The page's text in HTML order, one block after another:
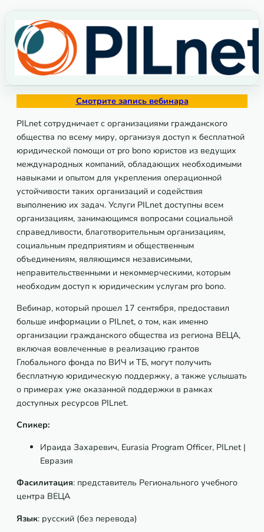
Смотрите запись вебинара
PILnet сотрудничает с организациями гражданского
общества по всему миру, организуя доступ к бесплатной
юридической помощи от pro bono юристов из ведущих
международных компаний, обладающих необходимыми
навыками и опытом для укрепления операционной
устойчивости таких организаций и содействия
выполнению их задач. Услуги PILnet доступны всем
организациям, занимающимся вопросами социальной
справедливости, благотворительным организациям,
социальным предприятиям и общественным
объединениям, являющимся независимыми,
неправительственными и некоммерческими, которым
необходим доступ к юридическим услугам pro bono.
Вебинар, который прошел 17 сентября, предоставил
больше информации о PILnet, о том, как именно
организации гражданского общества из региона ВЕЦА,
включая вовлеченные в реализацию грантов
Глобального фонда по ВИЧ и ТБ, могут получить
бесплатную юридическую поддержку, а также услышать
о примерах уже оказанной поддержки в рамках
доступных ресурсов PILnet.
Спикер:
Ираида Захаревич, Eurasia Program Officer, PILnet |
Евразия
Фасилитация: представитель Регионального учебного
центра ВЕЦА
Язык: русский (без перевода)